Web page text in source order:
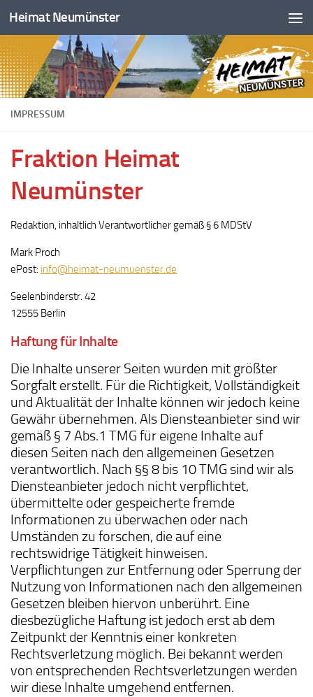
Zum Inhalt springen
Heimat Neumünster
IMPRESSUM
Fraktion Heimat
Neumünster
Redaktion, inhaltlich Verantwortlicher gemäß § 6 MDStV
Mark Proch
ePost: info@heimat-neumuenster.de
Seelenbinderstr. 42
12555 Berlin
Haftung für Inhalte
Die Inhalte unserer Seiten wurden mit größter
Sorgfalt erstellt. Für die Richtigkeit, Vollständigkeit
und Aktualität der Inhalte können wir jedoch keine
Gewähr übernehmen. Als Diensteanbieter sind wir
gemäß § 7 Abs.1 TMG für eigene Inhalte auf
diesen Seiten nach den allgemeinen Gesetzen
verantwortlich. Nach §§ 8 bis 10 TMG sind wir als
Diensteanbieter jedoch nicht verpflichtet,
übermittelte oder gespeicherte fremde
Informationen zu überwachen oder nach
Umständen zu forschen, die auf eine
rechtswidrige Tätigkeit hinweisen.
Verpflichtungen zur Entfernung oder Sperrung der
Nutzung von Informationen nach den allgemeinen
Gesetzen bleiben hiervon unberührt. Eine
diesbezügliche Haftung ist jedoch erst ab dem
Zeitpunkt der Kenntnis einer konkreten
Rechtsverletzung möglich. Bei bekannt werden
von entsprechenden Rechtsverletzungen werden
wir diese Inhalte umgehend entfernen.